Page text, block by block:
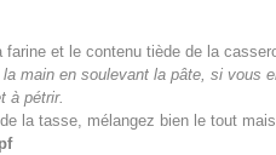
farine et le contenu tiède de la
main en soulevant la pâte, si vous
à pétrir.
la tasse, mélangez bien le tout